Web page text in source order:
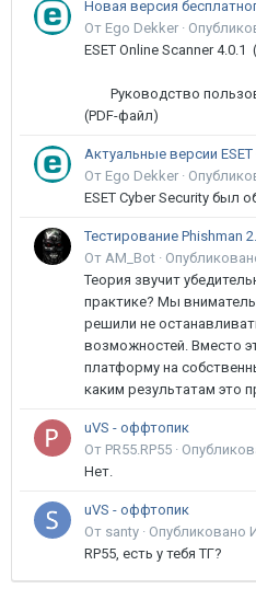
От Ego Dekker ·
ESET Online Scanner
Руководство
(PDF-файл)
Актуальные версии ESET
От Ego Dekker ·
ESET Cyber Security был
От AM_Bot ·
Теория звучит
практике? Мы
решили не
возможностей. Вместо
платформу на
каким результатам это
uVS - оффтопик
От PR55.RP55 ·
Нет.
uVS - оффтопик
От santy · Опубликовано
RP55, есть у тебя ТГ?